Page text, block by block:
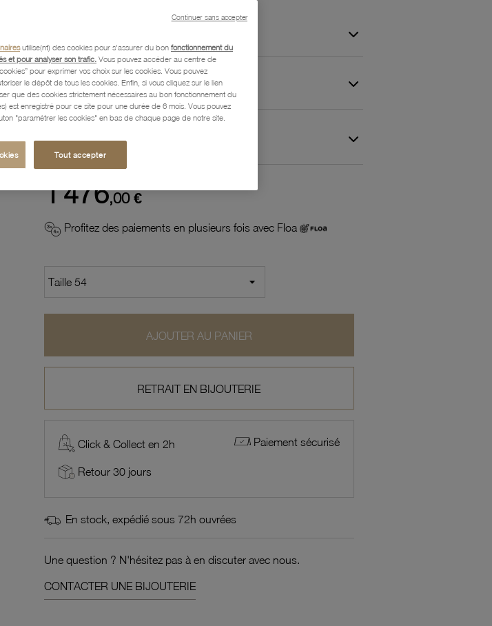
Caractéristiques détaillées
Paiement, Livraison, Retours et Garantie
1 476,00 €
Profitez des paiements en plusieurs fois avec Floa
AJOUTER AU PANIER
RETRAIT EN BIJOUTERIE
Click & Collect en 2h Paiement sécurisé
Retour 30 jours
En stock, expédié sous 72h ouvrées
Une question ? N'hésitez pas à en discuter avec nous.
CONTACTER UNE BIJOUTERIE
utilise(nt) des cookies pour s'assurer du bon fonctionnement du
et pour analyser son trafic. Vous pouvez accéder au centre de
pour exprimer vos choix sur les cookies. Vous pouvez
le dépôt de tous les cookies. Enfin, si vous cliquez sur le lien
que des cookies strictement nécessaires au bon fonctionnement du
est enregistré pour ce site pour une durée de 6 mois. Vous pouvez
"paramétrer les cookies" en bas de chaque page de notre site.
Tout accepter
Continuer sans accepter